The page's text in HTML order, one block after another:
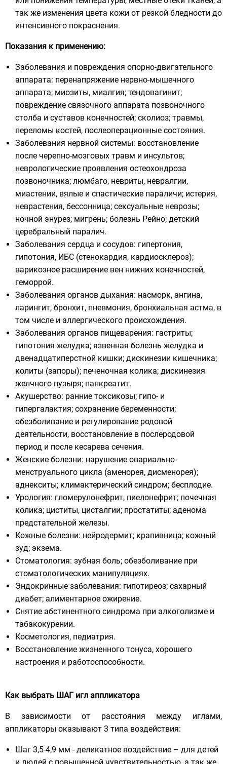
так же изменения цвета кожи от резкой бледности до
интенсивного покраснения.
Показания к применению:
Заболевания и повреждения опорно-двигательного
аппарата: перенапряжение нервно-мышечного
аппарата; миозиты, миалгия; тендовагинит;
повреждение связочного аппарата позвоночного
столба и суставов конечностей; сколиоз; травмы,
переломы костей, послеоперационные состояния.
Заболевания нервной системы: восстановление
после черепно-мозговых травм и инсультов;
неврологические проявления остеохондроза
позвоночника; люмбаго, невриты, невралгии,
миастении, вялые и спастические параличи; истерия,
неврастения, бессонница; сексуальные неврозы;
ночной энурез; мигрень; болезнь Рейно; детский
церебральный паралич.
Заболевания сердца и сосудов: гипертония,
гипотония, ИБС (стенокардия, кардиосклероз);
варикозное расширение вен нижних конечностей,
геморрой.
Заболевания органов дыхания: насморк, ангина,
ларингит, бронхит, пневмония, бронхиальная астма, в
том числе и аллергического происхождения.
Заболевания органов пищеварения: гастриты;
гипотония желудка; язвенная болезнь желудка и
двенадцатиперстной кишки; дискинезии кишечника;
колиты (запоры); печеночная колика; дискинезия
желчного пузыря; панкреатит.
Акушерство: ранние токсикозы; гипо- и
гипергалактия; сохранение беременности;
обезболивание и регулирование родовой
деятельности, восстановление в послеродовой
период и после кесарева сечения.
Женские болезни: нарушение овариально-
менструального цикла (аменорея, дисменорея);
аднекситы; климактерический синдром; бесплодие.
Урология: гломерулонефрит, пиелонефрит; почечная
колика; циститы, цисталгии; простатиты; аденома
предстательной железы.
Кожные болезни: нейродермит; крапивница; кожный
зуд; экзема.
Стоматология: зубная боль; обезболивание при
стоматологических манипуляциях.
Эндокринные заболевания: гипотиреоз; сахарный
диабет; алиментарное ожирение.
Снятие абстинентного синдрома при алкоголизме и
табакокурении.
Косметология, педиатрия.
Восстановление жизненного тонуса, хорошего
настроения и работоспособности.
Как выбрать ШАГ игл аппликатора
В зависимости от расстояния между иглами,
аппликаторы оказывают 3 типа воздействия:
Шаг 3,5-4,9 мм - деликатное воздействие – для детей